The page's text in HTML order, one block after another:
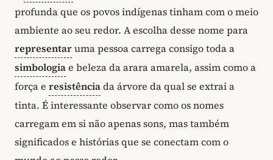
profunda que os povos indígenas tinham com o meio
ambiente ao seu redor. A escolha desse nome para
representaruma pessoa carrega consigo toda a
simbologiae beleza da arara amarela, assim como a
força e resistênciada árvore da qual se extrai a
tinta. É interessante observar como os nomes
carregam em si não apenas sons, mas também
significados e histórias que se conectam com o